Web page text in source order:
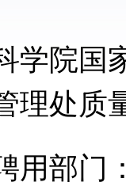
院国家
理处质
部门